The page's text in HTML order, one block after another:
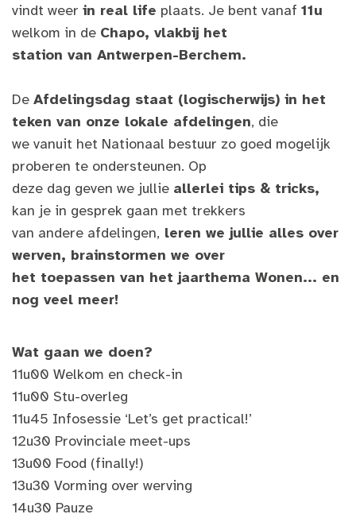
vindt weer in real life plaats. Je bent vanaf 11u
welkom in de Chapo, vlakbij het
station van Antwerpen-Berchem.
De Afdelingsdag staat (logischerwijs) in het
teken van onze lokale afdelingen, die
we vanuit het Nationaal bestuur zo goed mogelijk
proberen te ondersteunen. Op
deze dag geven we jullie allerlei tips & tricks,
kan je in gesprek gaan met trekkers
van andere afdelingen, leren we jullie alles over
werven, brainstormen we over
het toepassen van het jaarthema Wonen... en
nog veel meer!
Wat gaan we doen?
11u00 Welkom en check-in
11u00 Stu-overleg
11u45 Infosessie ‘Let’s get practical!’
12u30 Provinciale meet-ups
13u00 Food (finally!)
13u30 Vorming over werving
14u30 Pauze